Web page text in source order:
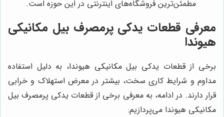
مطمئن‌ترین فروشگاه‌های اینترنتی در این حوزه است.
معرفی قطعات یدکی پرمصرف بیل مکانیکی
هیوندا
برخی از قطعات یدکی بیل مکانیکی هیوندا، به دلیل استفاده
مداوم و شرایط کاری سخت، بیشتر در معرض استهلاک و خرابی
قرار دارند. در ادامه، به معرفی برخی از قطعات یدکی پرمصرف بیل
مکانیکی هیوندا می‌پردازیم: